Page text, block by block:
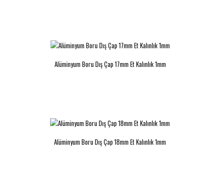
Alüminyum Boru Dış Çap 17mm Et Kalınlık 1mm
Alüminyum Boru Dış Çap 18mm Et Kalınlık 1mm